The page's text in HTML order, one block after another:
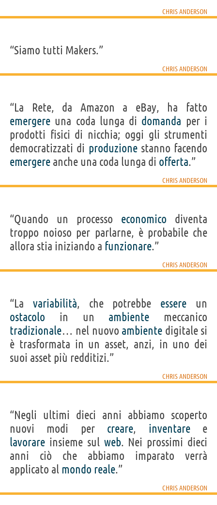
CHRIS ANDERSON
“Siamo tutti Makers.”
CHRIS ANDERSON
“La Rete, da Amazon a eBay, ha fatto
emergere una coda lunga di domanda per i
prodotti fisici di nicchia; oggi gli strumenti
democratizzati di produzionestanno facendo
emergere anche una coda lunga di offerta.”
CHRIS ANDERSON
“Quando un processo economico diventa
troppo noioso per parlarne, è probabile che
allora stia iniziando a funzionare.”
CHRIS ANDERSON
“La variabilità, che potrebbe essere un
ostacolo in un ambiente meccanico
tradizionale… nel nuovo ambiente digitale si
è trasformata in un asset, anzi, in uno dei
suoi asset più redditizi.”
CHRIS ANDERSON
“Negli ultimi dieci anni abbiamo scoperto
nuovi modi per creare, inventaree
lavorare insieme sul web. Nei prossimi dieci
anni ciò che abbiamo imparato verrà
applicato al mondo reale.”
CHRIS ANDERSON